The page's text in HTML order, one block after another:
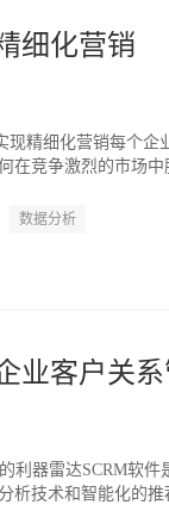
细化营销
现精细化营销每个企
在竞争激烈的市场中
数据分析
业客户关
利器雷达SCRM软
析技术和智能化的